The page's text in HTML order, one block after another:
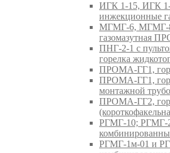
ИГК 1-15, ИГК 1-
инжекционные
МГМГ-6, МГМГ-
газомазутная
ПНГ-2-1 с
горелка
ПРОМА-ГГ1,
ПРОМА-ГГ1,
монтажной
ПРОМА-ГГ2,
РГМГ-10; РГМГ-
РГМГ-1м-01 и